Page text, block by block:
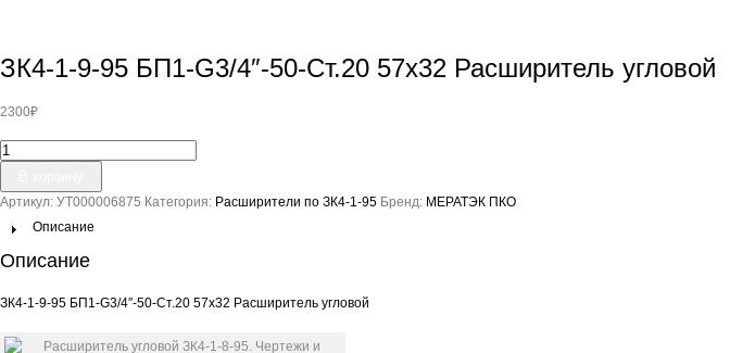
ЗК4-1-9-95 БП1-G3/4″-50-Ст.20 57х32 Расширитель угловой
2300₽
Количество
товара
ЗК4-
1-
БП1-
Ст.20
Расширитель
Артикул: УТ000006875 Категория: Расширители по ЗК4-1-95 Бренд: МЕРАТЭК ПКО
Описание
Описание
ЗК4-1-9-95 БП1-G3/4″-50-Ст.20 57х32 Расширитель угловой